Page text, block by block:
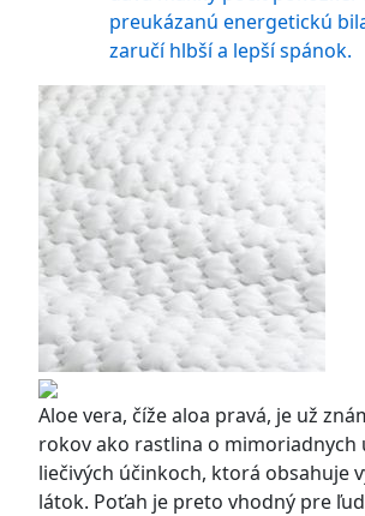
preukázanú energetickú
zaručí hlbší a lepší spánok.
Aloe vera, číže aloa pravá, je už
rokov ako rastlina o mimoriadnych
liečivých účinkoch, ktorá obsahuje
látok. Poťah je preto vhodný pre